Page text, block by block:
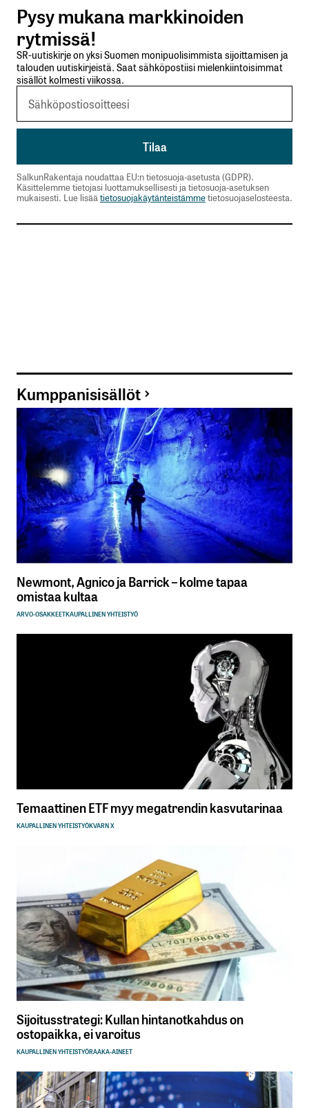
Lähetä kommentti
Pysy mukana markkinoiden
rytmissä!
SR-uutiskirje on yksi Suomen monipuolisimmista sijoittamisen ja
talouden uutiskirjeistä. Saat sähköpostiisi mielenkiintoisimmat
sisällöt kolmesti viikossa.
SalkunRakentaja noudattaa EU:n tietosuoja-asetusta (GDPR).
Käsittelemme tietojasi luottamuksellisesti ja tietosuoja-asetuksen
mukaisesti. Lue lisää tietosuojakäytänteistämmetietosuojaselosteesta.
Kumppanisisällöt
Newmont, Agnico ja Barrick – kolme tapaa
omistaa kultaa
ARVO-OSAKKEETKAUPALLINEN YHTEISTYÖ
Temaattinen ETF myy megatrendin kasvutarinaa
KAUPALLINEN YHTEISTYÖKVARN X
Sijoitusstrategi: Kullan hintanotkahdus on
ostopaikka, ei varoitus
KAUPALLINEN YHTEISTYÖRAAKA-AINEET